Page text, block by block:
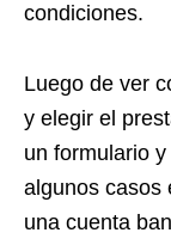
condiciones.
Luego de ver
y elegir el
un formulario
algunos casos
una cuenta